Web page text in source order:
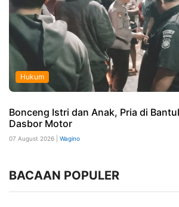
Hukum
Bonceng Istri dan Anak, Pria di
Dasbor Motor
07 August 2026 | Wagino
BACAAN POPULER